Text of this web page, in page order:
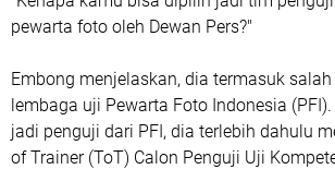
pewarta foto oleh Dewan Pers?"
Embong menjelaskan, dia termasuk
lembaga uji Pewarta Foto Indonesia
jadi penguji dari PFI, dia terlebih dahulu
of Trainer (ToT) Calon Penguji Uji